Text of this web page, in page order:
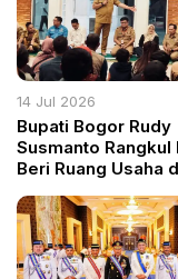
14 Jul 2026
Bupati Bogor Rudy
Susmanto Rangkul
Beri Ruang Usaha